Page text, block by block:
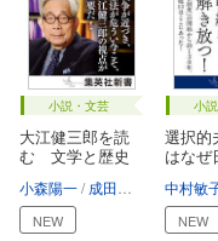
小説・文芸
大江健三郎を読
む 文学と歴史
小森陽一 成田龍一 長瀬海
NEW
小
選択的
はなぜ
中村敏
NEW